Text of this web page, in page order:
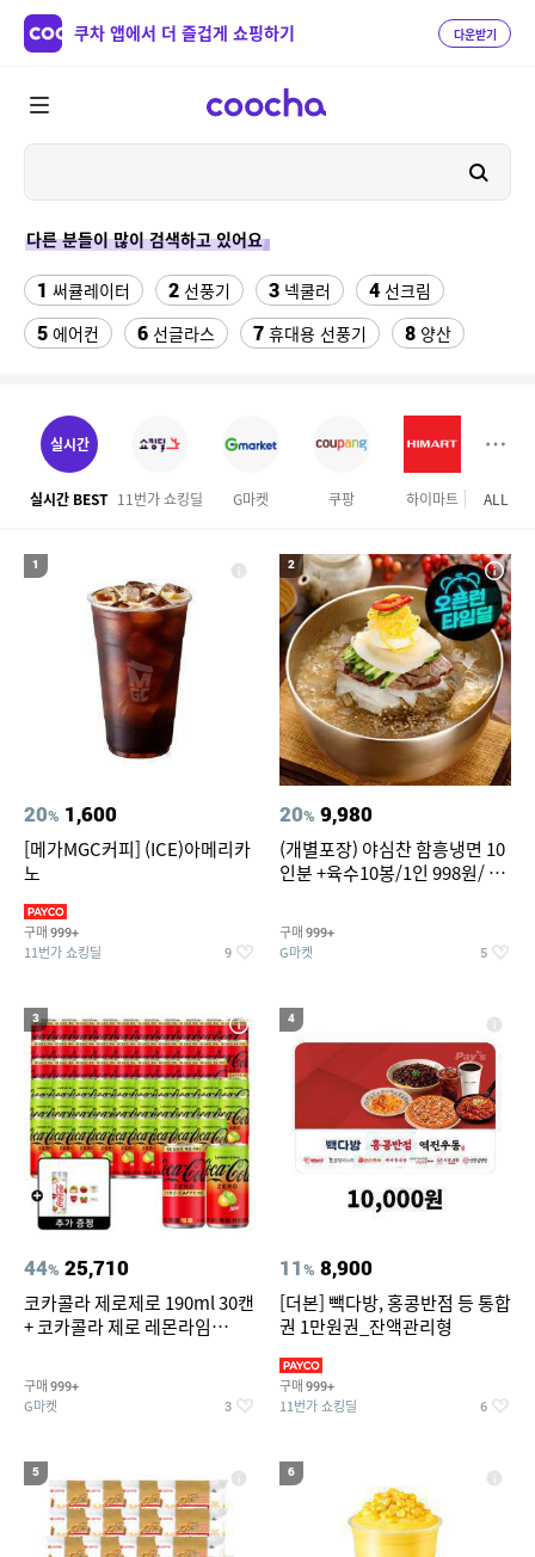
쿠차 앱에서 더 즐겁게 쇼핑하기 다운받기
다른 분들이 많이 검색하고 있어요
1 써큘레이터 2 선풍기 3 넥쿨러 4 선크림
5 에어컨 6 선글라스 7 휴대용 선풍기 8 양산
12 팔찌부자재
14 롯데월드 자유이용권
17 엘칸토 18 kfc 19 슬리퍼 ALL
실시간
실시간 BEST 11번가 쇼킹딜 G마켓 쿠팡 하이마트 롯데
1
20% 1,600
[메가MGC커피] (ICE)아메리카
노
구매 999+
11번가 쇼킹딜 9
2
20% 9,980
(개별포장) 야심찬 함흥냉면 10
인분 +육수10봉/1인 998원/ 머
구매 999+
G마켓 5
3
44% 25,710
코카콜라 제로제로 190ml 30캔
+ 코카콜라 제로 레몬라임
티커 세트
구매 999+
G마켓 3
4
11% 8,900
[더본] 빽다방, 홍콩반점 등 통합
권 1만원권_잔액관리형
구매 999+
11번가 쇼킹딜 6
5 6